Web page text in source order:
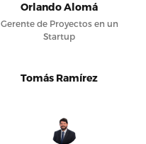
Orlando Alomá
Gerente de Proyectos en un
Startup
Tomás Ramírez